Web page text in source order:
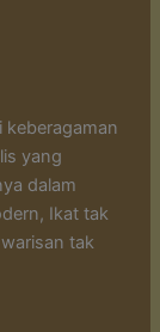
keberagaman
yang
dalam
Ikat tak
tak